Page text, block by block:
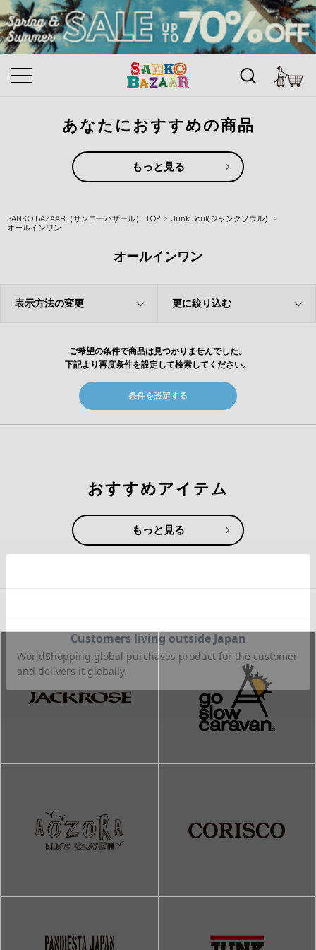
あなたにおすすめの商品
もっと見る
SANKO BAZAAR（サンコーバザール） TOP
Junk Soul(ジャンクソウル)
オールインワン
オールインワン
表示方法の変更 更に絞り込む
ご希望の条件で商品は見つかりませんでした。
下記より再度条件を設定して検索してください。
条件を設定する
おすすめアイテム
もっと見る